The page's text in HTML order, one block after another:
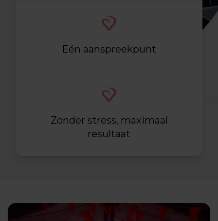
Eén aanspreekpunt
Zonder stress, maximaal
resultaat